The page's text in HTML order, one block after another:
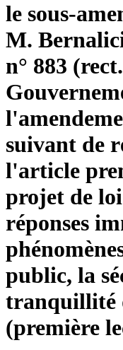
le sous-
M.
n° 883
suivant de
l'article
projet de
réponses
public, la
tranquillité
(première